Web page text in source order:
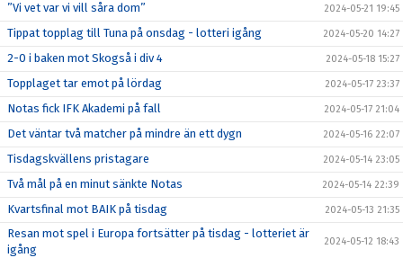
”Vi vet var vi vill såra dom” 2024-05-21 19:45
Tippat topplag till Tuna på onsdag - lotteri igång 2024-05-20 14:27
2-0 i baken mot Skogså i div 4 2024-05-18 15:27
Topplaget tar emot på lördag 2024-05-17 23:37
Notas fick IFK Akademi på fall 2024-05-17 21:04
Det väntar två matcher på mindre än ett dygn 2024-05-16 22:07
Tisdagskvällens pristagare 2024-05-14 23:05
Två mål på en minut sänkte Notas 2024-05-14 22:39
Kvartsfinal mot BAIK på tisdag 2024-05-13 21:35
Resan mot spel i Europa fortsätter på tisdag - lotteriet är
igång
2024-05-12 18:43